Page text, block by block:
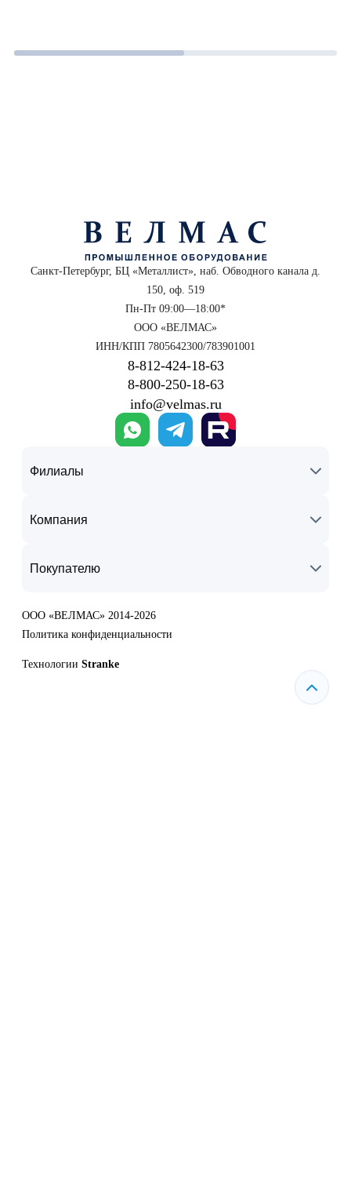
Санкт-Петербург, БЦ «Металлист», наб. Обводного канала д.
150, оф. 519
Пн-Пт 09:00—18:00*
ООО «ВЕЛМАС»
ИНН/КПП 7805642300/783901001
8‑812‑424‑18‑63
8‑800‑250‑18‑63
info@velmas.ru
Филиалы
Компания
Покупателю
ООО «ВЕЛМАС» 2014-2026
Политика конфиденциальности
Технологии Stranke